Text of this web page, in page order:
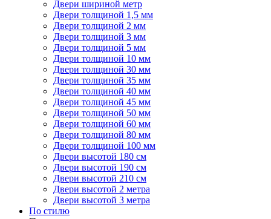
Двери шириной метр
Двери толщиной 1,5 мм
Двери толщиной 2 мм
Двери толщиной 3 мм
Двери толщиной 5 мм
Двери толщиной 10 мм
Двери толщиной 30 мм
Двери толщиной 35 мм
Двери толщиной 40 мм
Двери толщиной 45 мм
Двери толщиной 50 мм
Двери толщиной 60 мм
Двери толщиной 80 мм
Двери толщиной 100 мм
Двери высотой 180 см
Двери высотой 190 см
Двери высотой 210 см
Двери высотой 2 метра
Двери высотой 3 метра
По стилю